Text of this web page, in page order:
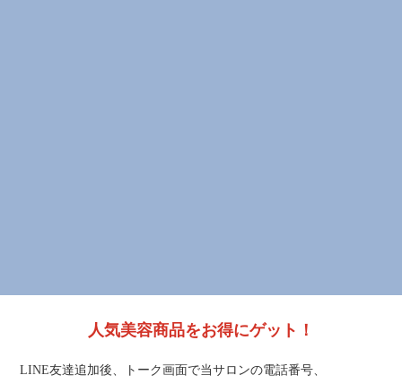
人気美容商品をお得にゲット！
LINE友達追加後、トーク画面で当サロンの電話番号、